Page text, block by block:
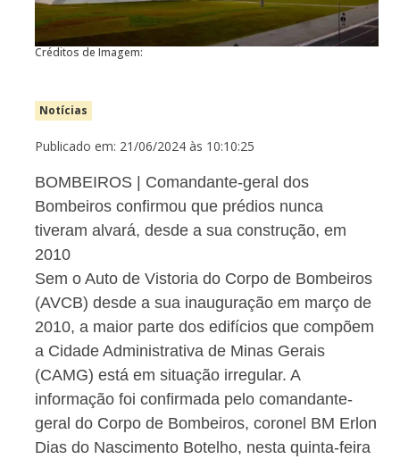
Créditos de Imagem:
Notícias
Publicado em: 21/06/2024 às 10:10:25
BOMBEIROS | Comandante-geral dos
Bombeiros confirmou que prédios nunca
tiveram alvará, desde a sua construção, em
2010
Sem o Auto de Vistoria do Corpo de Bombeiros
(AVCB) desde a sua inauguração em março de
2010, a maior parte dos edifícios que compõem
a Cidade Administrativa de Minas Gerais
(CAMG) está em situação irregular. A
informação foi confirmada pelo comandante-
geral do Corpo de Bombeiros, coronel BM Erlon
Dias do Nascimento Botelho, nesta quinta-feira